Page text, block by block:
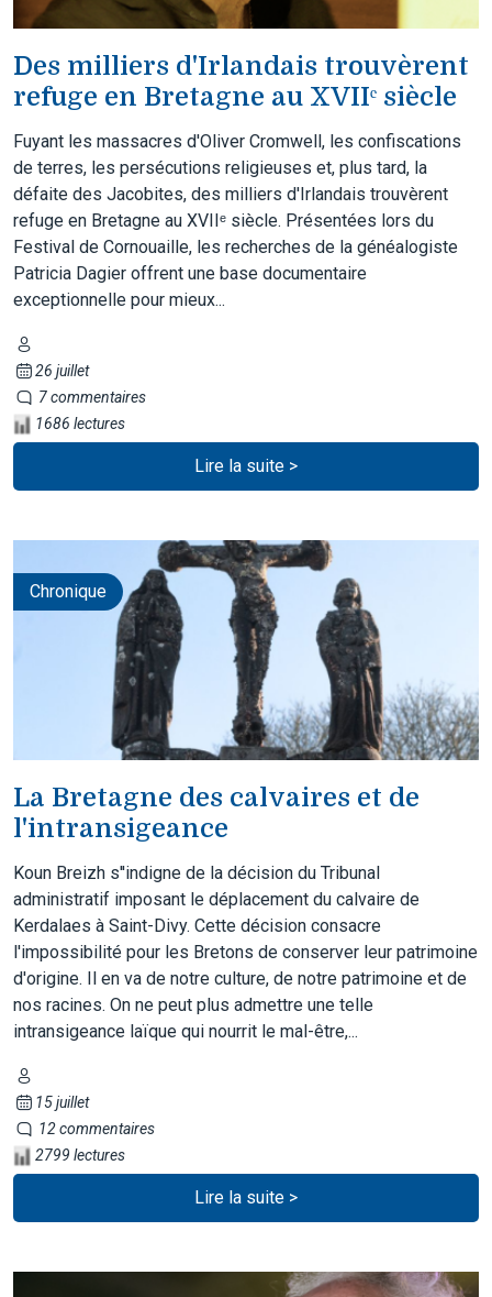
Des milliers d'Irlandais trouvèrent
refuge en Bretagne au XVIIᵉ siècle
Fuyant les massacres d'Oliver Cromwell, les confiscations
de terres, les persécutions religieuses et, plus tard, la
défaite des Jacobites, des milliers d'Irlandais trouvèrent
refuge en Bretagne au XVIIᵉ siècle. Présentées lors du
Festival de Cornouaille, les recherches de la généalogiste
Patricia Dagier offrent une base documentaire
exceptionnelle pour mieux...
26 juillet
7 commentaires
1686 lectures
Lire la suite >
Chronique
La Bretagne des calvaires et de
l'intransigeance
Koun Breizh s''indigne de la décision du Tribunal
administratif imposant le déplacement du calvaire de
Kerdalaes à Saint-Divy. Cette décision consacre
l'impossibilité pour les Bretons de conserver leur patrimoine
d'origine. Il en va de notre culture, de notre patrimoine et de
nos racines. On ne peut plus admettre une telle
intransigeance laïque qui nourrit le mal-être,...
15 juillet
12 commentaires
2799 lectures
Lire la suite >